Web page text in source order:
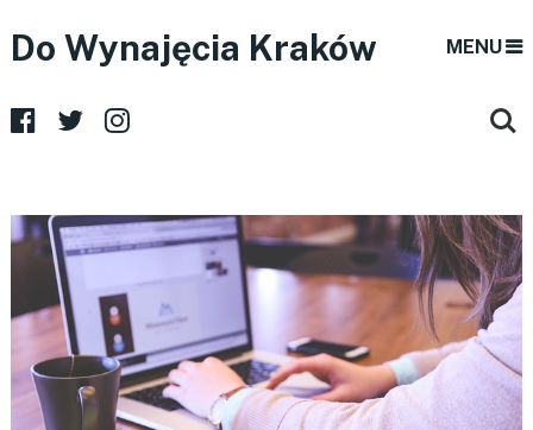
Do Wynajęcia Kraków MENU